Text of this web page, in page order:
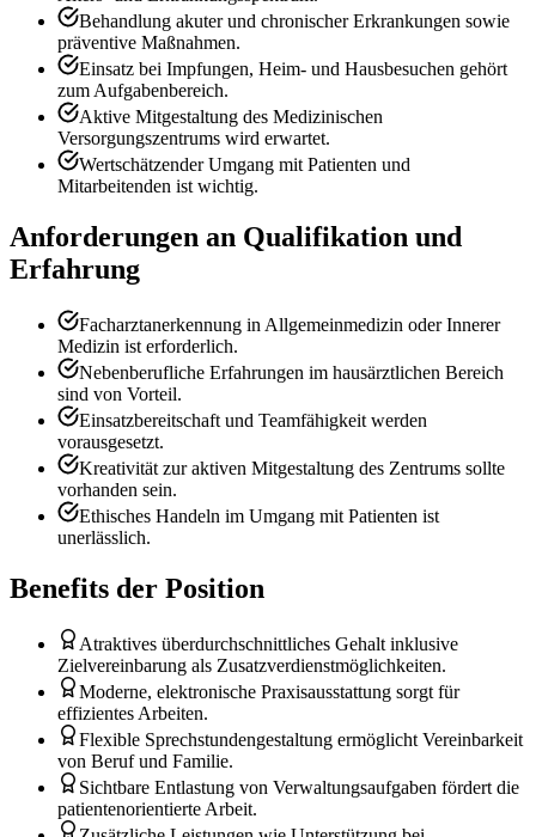
Behandlung akuter und chronischer Erkrankungen sowie
präventive Maßnahmen.
Einsatz bei Impfungen, Heim- und Hausbesuchen gehört
zum Aufgabenbereich.
Aktive Mitgestaltung des Medizinischen
Versorgungszentrums wird erwartet.
Wertschätzender Umgang mit Patienten und
Mitarbeitenden ist wichtig.
Anforderungen an Qualifikation und
Erfahrung
Facharztanerkennung in Allgemeinmedizin oder Innerer
Medizin ist erforderlich.
Nebenberufliche Erfahrungen im hausärztlichen Bereich
sind von Vorteil.
Einsatzbereitschaft und Teamfähigkeit werden
vorausgesetzt.
Kreativität zur aktiven Mitgestaltung des Zentrums sollte
vorhanden sein.
Ethisches Handeln im Umgang mit Patienten ist
unerlässlich.
Benefits der Position
Atraktives überdurchschnittliches Gehalt inklusive
Zielvereinbarung als Zusatzverdienstmöglichkeiten.
Moderne, elektronische Praxisausstattung sorgt für
effizientes Arbeiten.
Flexible Sprechstundengestaltung ermöglicht Vereinbarkeit
von Beruf und Familie.
Sichtbare Entlastung von Verwaltungsaufgaben fördert die
patientenorientierte Arbeit.